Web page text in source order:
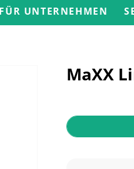
UNTERNEHMEN
MaXX